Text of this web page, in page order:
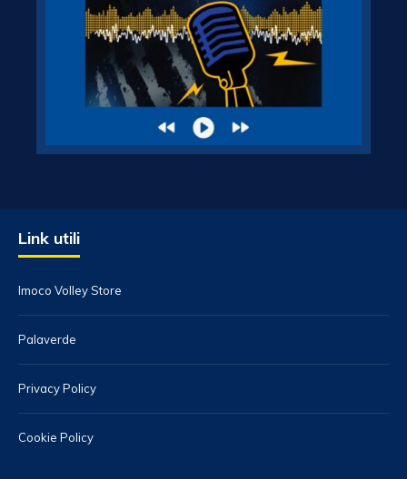
Link utili
Imoco Volley Store
Palaverde
Privacy Policy
Cookie Policy